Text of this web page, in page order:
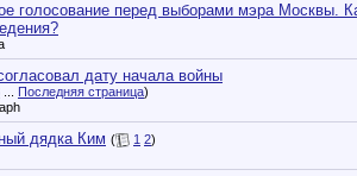
голосование перед выборами мэра Москвы.
дату начала войны
Последняя страница)
дядка Ким ( 1 2)